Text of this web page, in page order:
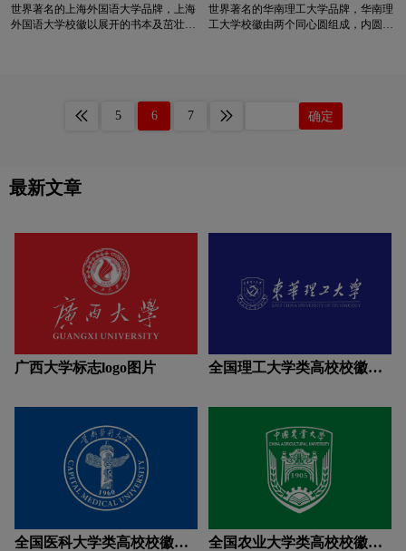
药logo设计 医院logo设计
饮料logo设计
Y字母汉字酒店logo设计
中国logo设计 中医logo设计
紫色logo设计 字母logo设计 实景logo设计
世界著名的上海外国语大学品牌，上海
外国语大学校徽以展开的书本及茁壮的
（上外）、校名英译缩写（SISU）、
建校时间（1949 年）。自建校以来，
上外就始终致力于服务国家对外交往的
这是历史赋予上外矢志不渝的使命，也
是学贯中外的上外学子理应肩负的担
世界著名的华南理工大学品牌，华南理
工大学校徽由两个同心圆组成，内圆上
华南理工大学校徽历经三次历史变迁:
第一版校徽于1992年启用，用蓝、白、
金三种颜色勾画出学校英文名称缩写
5 6 7 确定
最新文章
广西大学标志logo图片
全国理工大学类高校校徽设
全国医科大学类高校校徽设
全国农业大学类高校校徽设